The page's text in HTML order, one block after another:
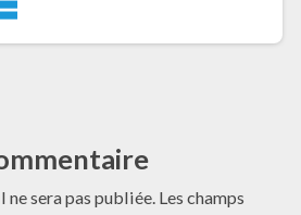
ne sera pas publiée. Les champs